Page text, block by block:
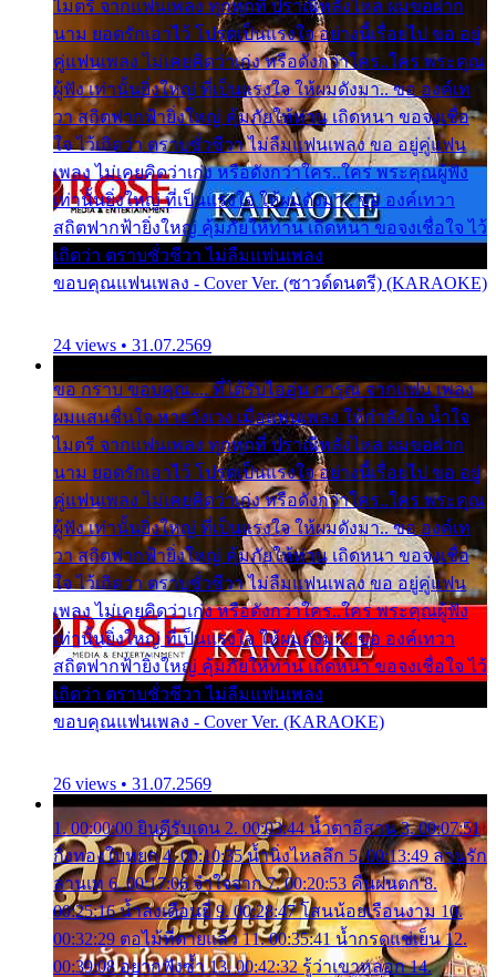
ไมตรี จากแฟนเพลง ทุกทุกที่ ปราณีหลั่งไหล ผมขอฝาก
นาม ยอดรักเอาไว้ โปรดเป็นแรงใจ อย่างนี้เรื่อยไป ขอ อยู่
คู่แฟนเพลง ไม่เคยคิดว่าเก่ง หรือดังกว่าใคร..ใคร พระคุณ
ผู้ฟัง เท่านั้นยิ่งใหญ่ ที่เป็นแรงใจ ให้ผมดังมา.. ขอ องค์เท
วา สถิตฟากฟ้ายิ่งใหญ่ คุ้มภัยให้ท่าน เถิดหนา ขอจงเชื่อ
ใจ ไว้เถิดว่า ตราบชั่วชีวา ไม่ลืมแฟนเพลง ขอ อยู่คู่แฟน
เพลง ไม่เคยคิดว่าเก่ง หรือดังกว่าใคร..ใคร พระคุณผู้ฟัง
เท่านั้นยิ่งใหญ่ ที่เป็นแรงใจ ให้ผมดังมา.. ขอ องค์เทวา
สถิตฟากฟ้ายิ่งใหญ่ คุ้มภัยให้ท่าน เถิดหนา ขอจงเชื่อใจ ไว้
เถิดว่า ตราบชั่วชีวา ไม่ลืมแฟนเพลง
ขอบคุณแฟนเพลง - Cover Ver. (ซาวด์ดนตรี) (KARAOKE)
24 views • 31.07.2569
ขอ กราบ ขอบคุณ.... ที่ได้รับไออุ่น การุณ จากแฟน เพลง
ผมแสนชื่นใจ หายวังเวง เมื่อแฟนเพลง ให้กำลังใจ น้ำใจ
ไมตรี จากแฟนเพลง ทุกทุกที่ ปราณีหลั่งไหล ผมขอฝาก
นาม ยอดรักเอาไว้ โปรดเป็นแรงใจ อย่างนี้เรื่อยไป ขอ อยู่
คู่แฟนเพลง ไม่เคยคิดว่าเก่ง หรือดังกว่าใคร..ใคร พระคุณ
ผู้ฟัง เท่านั้นยิ่งใหญ่ ที่เป็นแรงใจ ให้ผมดังมา.. ขอ องค์เท
วา สถิตฟากฟ้ายิ่งใหญ่ คุ้มภัยให้ท่าน เถิดหนา ขอจงเชื่อ
ใจ ไว้เถิดว่า ตราบชั่วชีวา ไม่ลืมแฟนเพลง ขอ อยู่คู่แฟน
เพลง ไม่เคยคิดว่าเก่ง หรือดังกว่าใคร..ใคร พระคุณผู้ฟัง
เท่านั้นยิ่งใหญ่ ที่เป็นแรงใจ ให้ผมดังมา.. ขอ องค์เทวา
สถิตฟากฟ้ายิ่งใหญ่ คุ้มภัยให้ท่าน เถิดหนา ขอจงเชื่อใจ ไว้
เถิดว่า ตราบชั่วชีวา ไม่ลืมแฟนเพลง
ขอบคุณแฟนเพลง - Cover Ver. (KARAOKE)
26 views • 31.07.2569
1. 00:00:00 ยินดีรับเดน 2. 00:03:44 น้ำตาอีสาน 3. 00:07:51
กิ่งทองใบหยก 4. 00:10:35 น้ำนิ่งไหลลึก 5. 00:13:49 ลานรัก
ลานเท 6. 00:17:06 จำใจจาก 7. 00:20:53 คืนฝนตก 8.
00:25:16 น้ำลงเดือนยี่ 9. 00:28:47 โสนน้อยเรือนงาม 10.
00:32:29 ตอไม้ที่ตายแล้ว 11. 00:35:41 น้ำกรดแช่เย็น 12.
00:39:08 อยากฟังซ้ำ 13. 00:42:32 รู้ว่าเขาหลอก 14.